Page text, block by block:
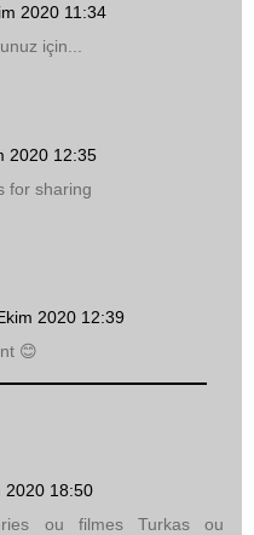
2020 11:34
için...
2020 12:35
for sharing
2020 12:39
😊
2020 18:50
ou filmes Turkas ou